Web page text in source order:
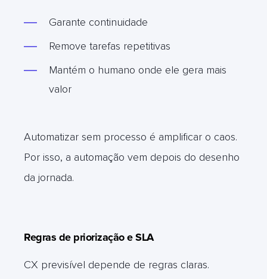
Garante continuidade
Remove tarefas repetitivas
Mantém o humano onde ele gera mais
valor
Automatizar sem processo é amplificar o caos.
Por isso, a automação vem depois do desenho
da jornada.
Regras de priorização e SLA
CX previsível depende de regras claras.